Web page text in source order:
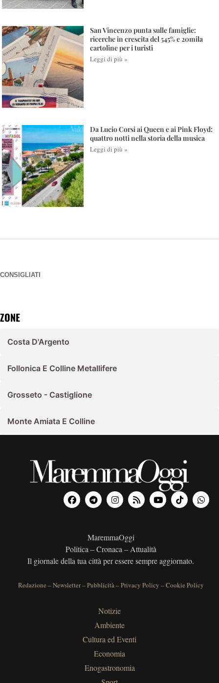
San Vincenzo punta sulle famiglie:
ricerche in crescita del 545% e 20mila
cartoline per i turisti
Leggi di più »
Da Lucio Corsi ai Queen e ai Pink Floyd:
quattro notti nella storia della musica
Leggi di più »
CONSIGLIATI
ZONE
Costa D'Argento
Follonica E Colline Metallifere
Grosseto - Castiglione
Monte Amiata E Colline
MaremmaOggi
Politica – Cronaca – Attualità
Il giornale della tua città per essere sempre aggiornato.
Redazione –Newsletter–Pubblicità–Privacy Policy –Cookie Policy
Notizie
Ambiente
Cultura ed Eventi
Economia
Enogastronomia